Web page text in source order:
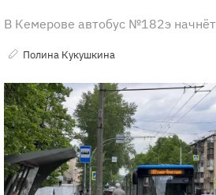
В Кемерове автобус №182э
Полина Кукушкина